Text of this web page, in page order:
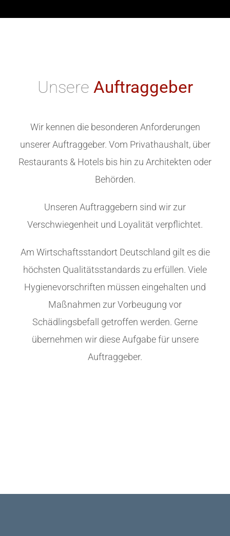
Unsere Auftraggeber
Wir kennen die besonderen Anforderungen
unserer Auftraggeber. Vom Privathaushalt, über
Restaurants & Hotels bis hin zu Architekten oder
Behörden.
Unseren Auftraggebern sind wir zur
Verschwiegenheit und Loyalität verpflichtet.
Am Wirtschaftsstandort Deutschland gilt es die
höchsten Qualitätsstandards zu erfüllen. Viele
Hygienevorschriften müssen eingehalten und
Maßnahmen zur Vorbeugung vor
Schädlingsbefall getroffen werden. Gerne
übernehmen wir diese Aufgabe für unsere
Auftraggeber.